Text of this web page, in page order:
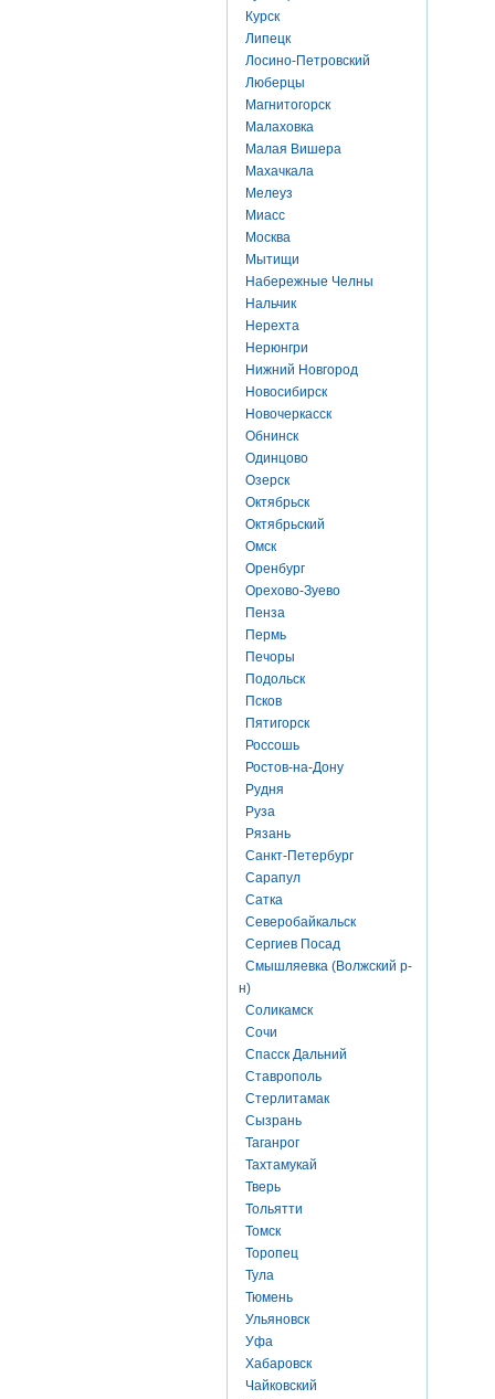
Курск
Липецк
Лосино-Петровский
Люберцы
Магнитогорск
Малаховка
Малая Вишера
Махачкала
Мелеуз
Миасс
Москва
Мытищи
Набережные Челны
Нальчик
Нерехта
Нерюнгри
Нижний Новгород
Новосибирск
Новочеркасск
Обнинск
Одинцово
Озерск
Октябрьск
Октябрьский
Омск
Оренбург
Орехово-Зуево
Пенза
Пермь
Печоры
Подольск
Псков
Пятигорск
Россошь
Ростов-на-Дону
Рудня
Руза
Рязань
Санкт-Петербург
Сарапул
Сатка
Северобайкальск
Сергиев Посад
Смышляевка (Волжский р-
н)
Соликамск
Сочи
Спасск Дальний
Ставрополь
Стерлитамак
Сызрань
Таганрог
Тахтамукай
Тверь
Тольятти
Томск
Торопец
Тула
Тюмень
Ульяновск
Уфа
Хабаровск
Чайковский